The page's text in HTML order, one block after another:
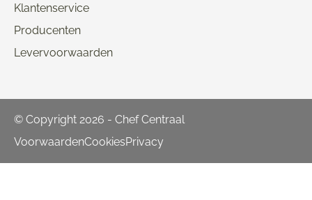
Klantenservice
Producenten
Levervoorwaarden
© Copyright 2026 - Chef Centraal
VoorwaardenCookiesPrivacy